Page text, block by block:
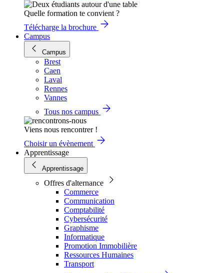
Quelle formation te convient ?
Télécharge la brochure
Campus
Campus
Brest
Caen
Laval
Rennes
Vannes
Tous nos campus
Viens nous rencontrer !
Choisir un évènement
Apprentissage
Apprentissage
Offres d'alternance
Commerce
Communication
Comptabilité
Cybersécurité
Graphisme
Informatique
Promotion Immobilière
Ressources Humaines
Transport